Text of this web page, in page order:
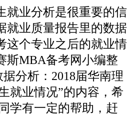
就业分析是很重要的信
就业质量报告里的数据
这个专业之后的就业情
斯MBA备考网小编整
分析：2018届华南理
就业情况”的内容，希
学有一定的帮助，赶